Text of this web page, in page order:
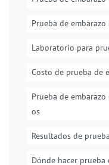
Prueba de
Laboratorio para
Costo de prueba de
Prueba de
os
Resultados de
Dónde hacer prueba